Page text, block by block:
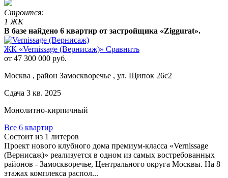
Строится:
1 ЖК
В базе найдено 6 квартир от застройщика «Ziggurat».
ЖК «Vernissage (Вернисаж)» Сравнить
от 47 300 000 руб.
Москва , район Замоскворечье , ул. Щипок 26с2
Сдача 3 кв. 2025
Монолитно-кирпичный
Все 6 квартир
Состоит из 1 литеров
Проект нового клубного дома премиум-класса «Vernissage
(Вернисаж)» реализуется в одном из самых востребованных
районов - Замоскворечье, Центрального округа Москвы. На 8
этажах комплекса распол...